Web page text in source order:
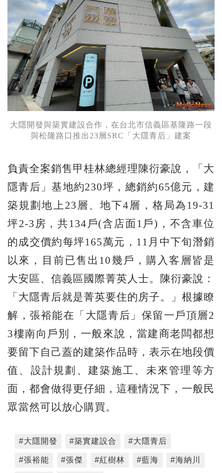
大隱開發與築實建設合作，在台北市信義區基隆路一段
與松隆路口推出23層SRC「大隱青后」建案
負責全案銷售甲桂林總經理陳衍豪說，「大
隱青后」基地約230坪，總銷約65億元，建
築規劃地上23層、地下4層，格局為19-31
坪2-3房，共134戶(含店面1戶)，不含車位
的成交價約每坪165萬元，11月中下旬潛銷
以來，目前已售出10幾戶，購入客層皆是
大安區、信義區國際菁英人士。陳衍豪說：
「大隱青后就是菁英要住的房子。」根據瞭
解，張裕能在「大隱青后」保留一戶頂層2
3樓南向戶別，一般來說，當建商老闆都想
要留下自己蓋的建築作品時，表示在地段價
值、設計規劃、建築施工、未來管理等方
面，都會做得更仔細，這種情況下，一般民
眾當然可以放心購買。
#大隱開發 #築實建設合 #大隱青后
#張裕能 #張傑 #紅樹林 #藍海 #海納川